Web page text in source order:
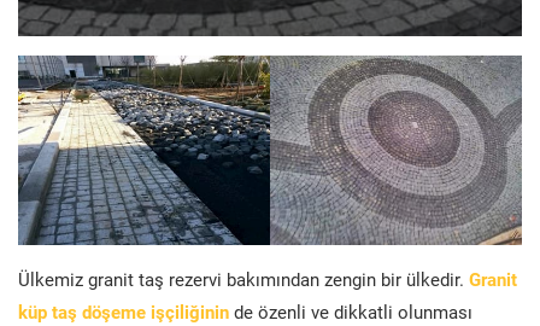
Ülkemiz granit taş rezervi bakımından zengin bir ülkedir. Granit
küp taş döşeme işçiliğinin de özenli ve dikkatli olunması